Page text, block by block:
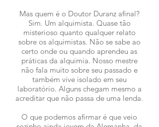
Mas quem é o Doutor Duranz afinal?
Sim. Um alquimista. Quase tão
misterioso quanto qualquer relato
sobre os alquimistas. Não se sabe ao
certo onde ou quando aprendeu as
práticas da alquimia. Nosso mestre
não fala muito sobre seu passado e
também vive isolado em seu
laboratório. Alguns chegam mesmo a
acreditar que não passa de uma lenda.
O que podemos afirmar é que veio